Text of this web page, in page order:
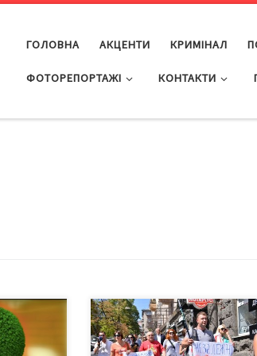
ГОЛОВНА АКЦЕНТИ КРИМІНАЛ
ФОТОРЕПОРТАЖІ КОНТАКТИ
і
Журналісти чернівецького
телеканалу «ТВА» в Києві
відновити мовлення каналу У